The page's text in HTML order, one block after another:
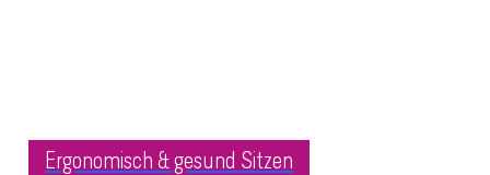
Ergonomisch & gesund Sitzen